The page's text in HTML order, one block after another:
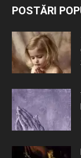
POSTĂRI